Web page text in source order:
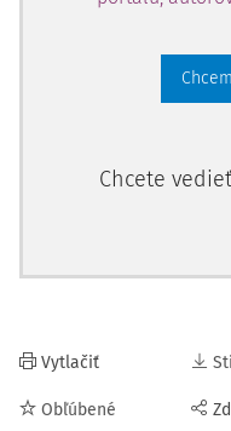
Chcete
Vytlačiť
Obľúbené